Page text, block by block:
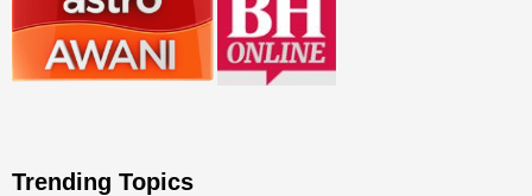
Trending Topics